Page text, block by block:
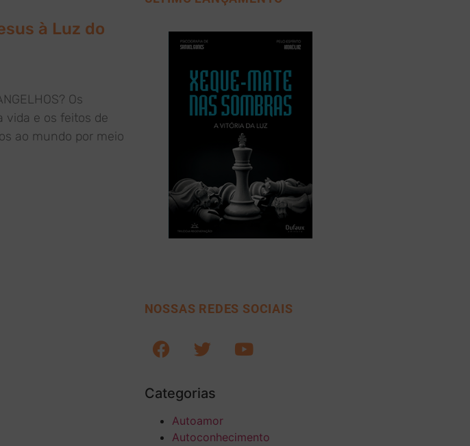
à Luz do
Os
vida e os feitos de
ao mundo por meio
NOSSAS REDES SOCIAIS
Categorias
Autoamor
Autoconhecimento